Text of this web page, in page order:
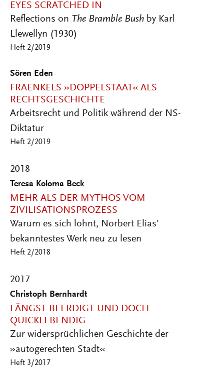
EYES SCRATCHED IN
Reflections on The Bramble Bush by Karl
Llewellyn (1930)
Heft 2/2019
Sören Eden
FRAENKELS »DOPPELSTAAT« ALS
RECHTSGESCHICHTE
Arbeitsrecht und Politik während der NS-
Diktatur
Heft 2/2019
2018
Teresa Koloma Beck
MEHR ALS DER MYTHOS VOM
ZIVILISATIONSPROZESS
Warum es sich lohnt, Norbert Elias'
bekanntestes Werk neu zu lesen
Heft 2/2018
2017
Christoph Bernhardt
LÄNGST BEERDIGT UND DOCH
QUICKLEBENDIG
Zur widersprüchlichen Geschichte der
»autogerechten Stadt«
Heft 3/2017